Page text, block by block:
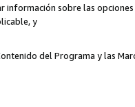
información sobre las
y
del Programa y las